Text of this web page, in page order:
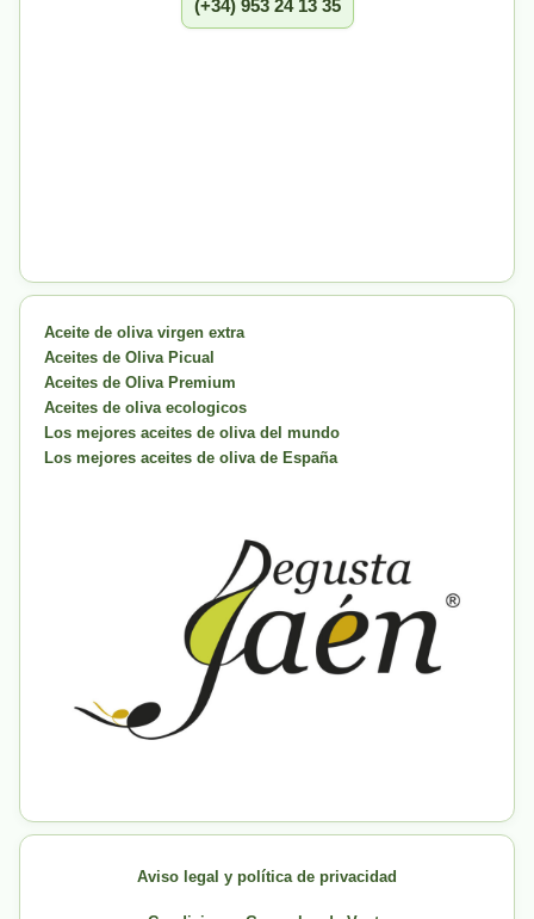
(+34) 953 24 13 35
Aceite de oliva virgen extra
Aceites de Oliva Picual
Aceites de Oliva Premium
Aceites de oliva ecologicos
Los mejores aceites de oliva del mundo
Los mejores aceites de oliva de España
Aviso legal y política de privacidad